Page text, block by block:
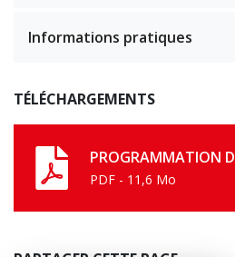
Informations pratiques
TÉLÉCHARGEMENTS
PROGRAMMATION
PDF - 11,6 Mo